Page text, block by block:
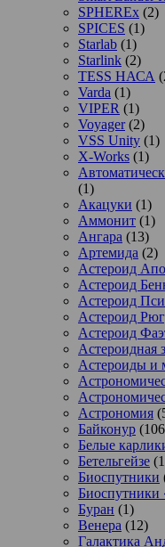
SPHEREx (2)
SPICES (1)
Starlab (1)
Starlink (2)
TESS НАСА
Varda (1)
VIPER (1)
Voyager(2)
VSS Unity (1)
X-Works (1)
(1)
Акацуки (1)
Аммонит (1)
Ангара (13)
Артемида (2)
Астероид
Астероид
Астероид
Астероид
Астероид
Астероидная
Астероиды и
Астрономия
Байконур
Белые
Бетельгейзе
Биоспутники
Биоспутники
Буран (1)
Венера (12)
Галактика